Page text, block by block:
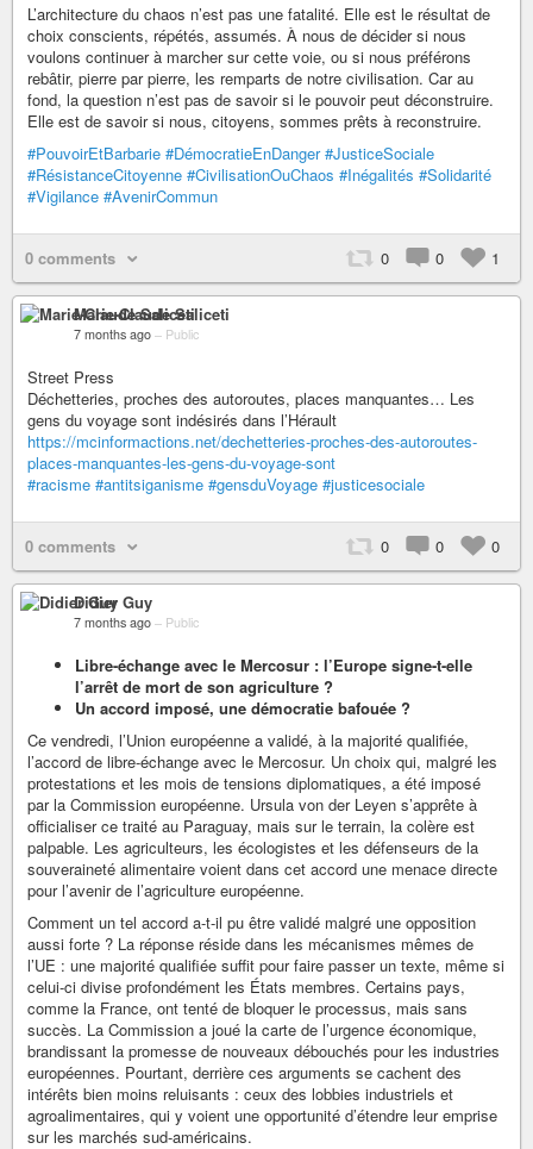
L’architecture du chaos n’est pas une fatalité. Elle est le résultat de
choix conscients, répétés, assumés. À nous de décider si nous
voulons continuer à marcher sur cette voie, ou si nous préférons
rebâtir, pierre par pierre, les remparts de notre civilisation. Car au
fond, la question n’est pas de savoir si le pouvoir peut déconstruire.
Elle est de savoir si nous, citoyens, sommes prêts à reconstruire.
#PouvoirEtBarbarie #DémocratieEnDanger #JusticeSociale
#RésistanceCitoyenne #CivilisationOuChaos #Inégalités #Solidarité
#Vigilance #AvenirCommun
0 comments 0 0 1
Marie-Claude Saliceti
7 months ago – Public
Street Press
Déchetteries, proches des autoroutes, places manquantes… Les
gens du voyage sont indésirés dans l’Hérault
https://mcinformactions.net/dechetteries-proches-des-autoroutes-
places-manquantes-les-gens-du-voyage-sont
#racisme #antitsiganisme #gensduVoyage #justicesociale
0 comments 0 0 0
Didier Guy
7 months ago – Public
Libre-échange avec le Mercosur : l’Europe signe-t-elle
l’arrêt de mort de son agriculture ?
Un accord imposé, une démocratie bafouée ?
Ce vendredi, l’Union européenne a validé, à la majorité qualifiée,
l’accord de libre-échange avec le Mercosur. Un choix qui, malgré les
protestations et les mois de tensions diplomatiques, a été imposé
par la Commission européenne. Ursula von der Leyen s’apprête à
officialiser ce traité au Paraguay, mais sur le terrain, la colère est
palpable. Les agriculteurs, les écologistes et les défenseurs de la
souveraineté alimentaire voient dans cet accord une menace directe
pour l’avenir de l’agriculture européenne.
Comment un tel accord a-t-il pu être validé malgré une opposition
aussi forte ? La réponse réside dans les mécanismes mêmes de
l’UE : une majorité qualifiée suffit pour faire passer un texte, même si
celui-ci divise profondément les États membres. Certains pays,
comme la France, ont tenté de bloquer le processus, mais sans
succès. La Commission a joué la carte de l’urgence économique,
brandissant la promesse de nouveaux débouchés pour les industries
européennes. Pourtant, derrière ces arguments se cachent des
intérêts bien moins reluisants : ceux des lobbies industriels et
agroalimentaires, qui y voient une opportunité d’étendre leur emprise
sur les marchés sud-américains.